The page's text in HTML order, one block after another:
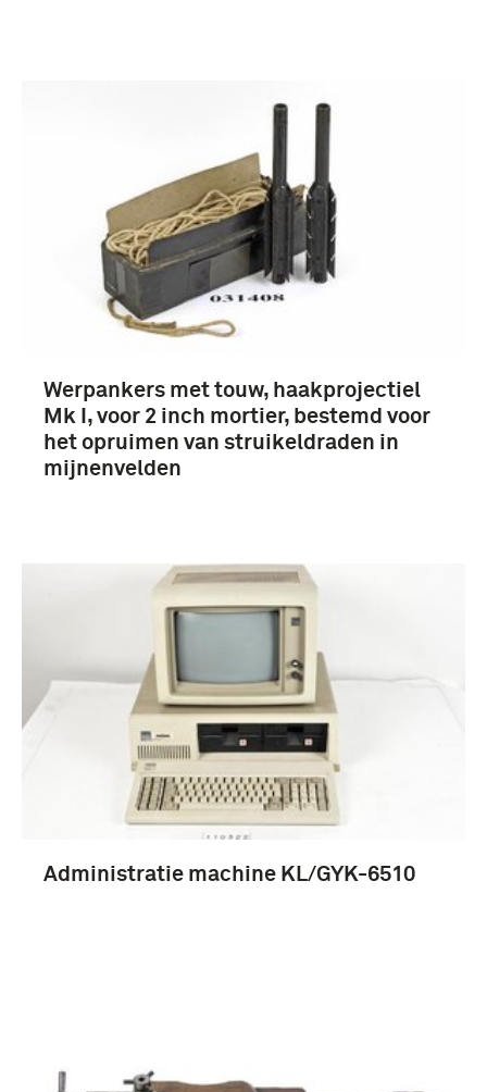
Verenigde Staten van Amerika (23)
Groot-Brittannië (20)
Engeland (16)
Frankrijk (13)
Meer
Werpankers met touw, haakprojectiel
Mk I, voor 2 inch mortier, bestemd voor
het opruimen van struikeldraden in
mijnenvelden
Administratie machine KL/GYK-6510